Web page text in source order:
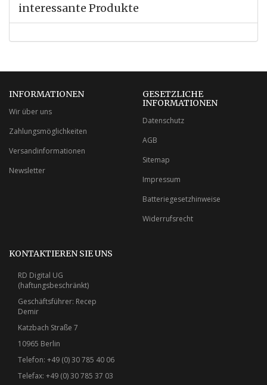
interessante Produkte
INFORMATIONEN
Wir über uns
Zahlungsmöglichkeiten
Versandinformationen
Newsletter
GESETZLICHE
INFORMATIONEN
Datenschutz
AGB
Sitemap
Impressum
Batteriegesetzhinweise
Widerrufsrecht
KONTAKTIEREN SIE UNS
RD Digital UG
(haftungsbeschränkt)
Geschäftsführer: Recep
Demir
Katzbach Straße 7
10965 Berlin
Telefon: +49 (0) 30 785 40 06
Telefax: +49 (0) 30 785 37 03